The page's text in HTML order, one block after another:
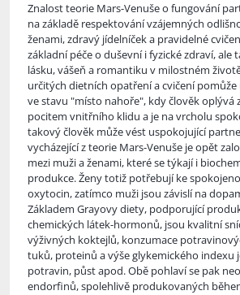
Znalost teorie Mars-Venuše o fungování
na základě respektování vzájemných
ženami, zdravý jídelníček a pravidelné
základní péče o duševní i fyzické zdraví, ale
lásku, vášeň a romantiku v milostném
určitých dietních opatření a cvičení
ve stavu "místo nahoře", kdy člověk oplývá
pocitem vnitřního klidu a je na vrcholu
takový člověk může vést uspokojující
vycházející z teorie Mars-Venuše je opět
mezi muži a ženami, které se týkají i
produkce. Ženy totiž potřebují ke
oxytocin, zatímco muži jsou závislí na
Základem Grayovy diety, podporující
chemických látek-hormonů, jsou kvalitní
výživných koktejlů, konzumace
tuků, proteinů a výše glykemického indexu
potravin, půst apod. Obě pohlaví se pak
endorfinů, spolehlivě produkovaných